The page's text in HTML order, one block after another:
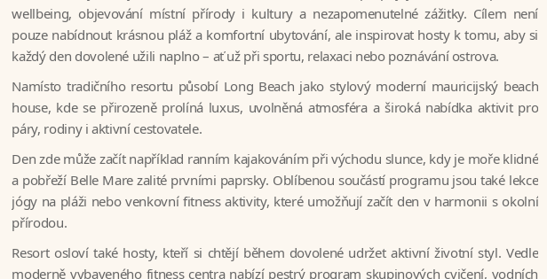
wellbeing, objevování místní přírody i kultury a nezapomenutelné zážitky. Cílem není
pouze nabídnout krásnou pláž a komfortní ubytování, ale inspirovat hosty k tomu, aby si
každý den dovolené užili naplno – ať už při sportu, relaxaci nebo poznávání ostrova.
Namísto tradičního resortu působí Long Beach jako stylový moderní mauricijský beach
house, kde se přirozeně prolíná luxus, uvolněná atmosféra a široká nabídka aktivit pro
páry, rodiny i aktivní cestovatele.
Den zde může začít například ranním kajakováním při východu slunce, kdy je moře klidné
a pobřeží Belle Mare zalité prvními paprsky. Oblíbenou součástí programu jsou také lekce
jógy na pláži nebo venkovní fitness aktivity, které umožňují začít den v harmonii s okolní
přírodou.
Resort osloví také hosty, kteří si chtějí během dovolené udržet aktivní životní styl. Vedle
moderně vybaveného fitness centra nabízí pestrý program skupinových cvičení, vodních